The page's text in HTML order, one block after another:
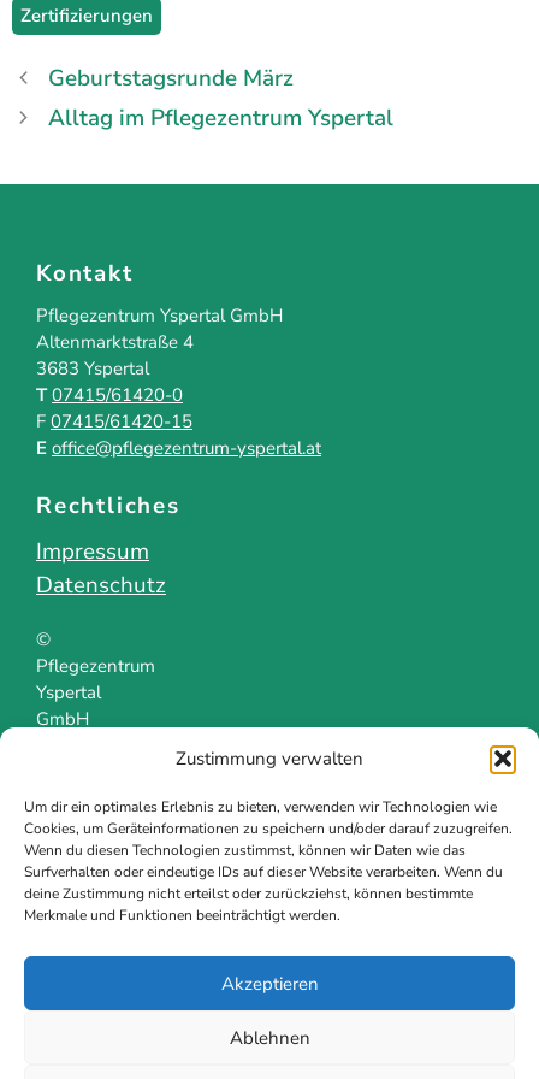
Zustimmung verwalten
Um dir ein optimales Erlebnis zu bieten, verwenden wir Technologien wie
Cookies, um Geräteinformationen zu speichern und/oder darauf zuzugreifen.
Wenn du diesen Technologien zustimmst, können wir Daten wie das
Surfverhalten oder eindeutige IDs auf dieser Website verarbeiten. Wenn du
deine Zustimmung nicht erteilst oder zurückziehst, können bestimmte
Merkmale und Funktionen beeinträchtigt werden.
Akzeptieren
Ablehnen
Zertifizierungen
Geburtstagsrunde März
Alltag im Pflegezentrum Yspertal
Kontakt
Pflegezentrum Yspertal GmbH
Altenmarktstraße 4
3683 Yspertal
T 07415/61420-0
F 07415/61420-15
E office@pflegezentrum-yspertal.at
Rechtliches
Impressum
Datenschutz
©
Pflegezentrum
Yspertal
GmbH